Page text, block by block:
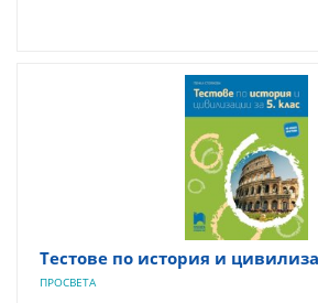
Тестове по история и
ПРОСВЕТА